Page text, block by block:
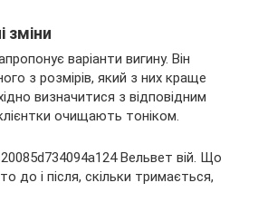
зміни
варіанти вигину. Він
з розмірів, який з них краще
визначитися з відповідним
очищають тоніком.